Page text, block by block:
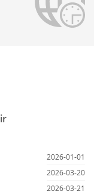
2026-01-01
2026-03-20
2026-03-21